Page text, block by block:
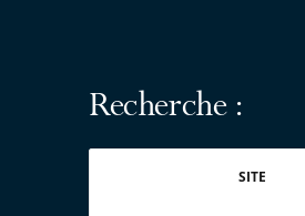
Recherche :
SITE